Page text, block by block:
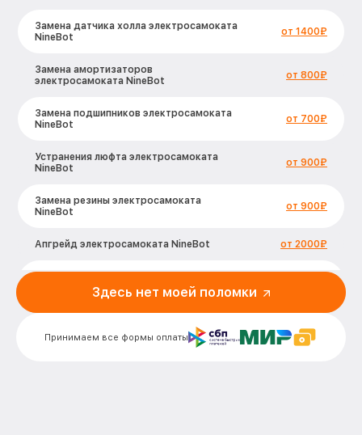
Замена датчика холла электросамоката
NineBot
от 1400₽
Замена амортизаторов
электросамоката NineBot
от 800₽
Замена подшипников электросамоката
NineBot
от 700₽
Устранения люфта электросамоката
NineBot
от 900₽
Замена резины электросамоката
NineBot
от 900₽
Апгрейд электросамоката NineBot от 2000₽
электросамоката NineBot
NineBot
от 500₽
Принимаем все формы оплаты
Здесь нет моей поломки